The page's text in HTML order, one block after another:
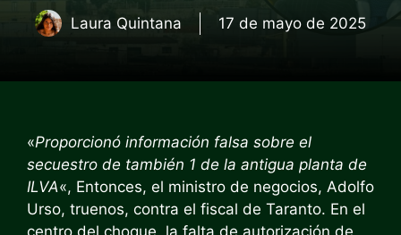
Laura Quintana 17 de mayo de 2025
«Proporcionó información falsa sobre el
secuestro de también 1 de la antigua planta de
ILVA«, Entonces, el ministro de negocios, Adolfo
Urso, truenos, contra el fiscal de Taranto. En el
centro del choque, la falta de autorización de